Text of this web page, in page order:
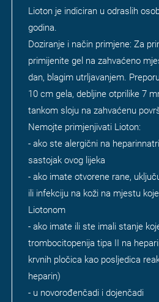
Lioton je indiciran u odraslih
godina.
Doziranje i način primjene: Za
primijenite gel na zahvaćeno
dan, blagim utrljavanjem.
10 cm gela, debljine otprilike 7
tankom sloju na zahvaćenu
Nemojte primjenjivati Lioton:
- ako ste alergični na
sastojak ovog lijeka
- ako imate otvorene rane,
ili infekciju na koži na mjestu
Liotonom
- ako imate ili ste imali stanje
trombocitopenija tipa II na
krvnih pločica kao posljedica
heparin)
- u novorođenčadi i dojenčadi